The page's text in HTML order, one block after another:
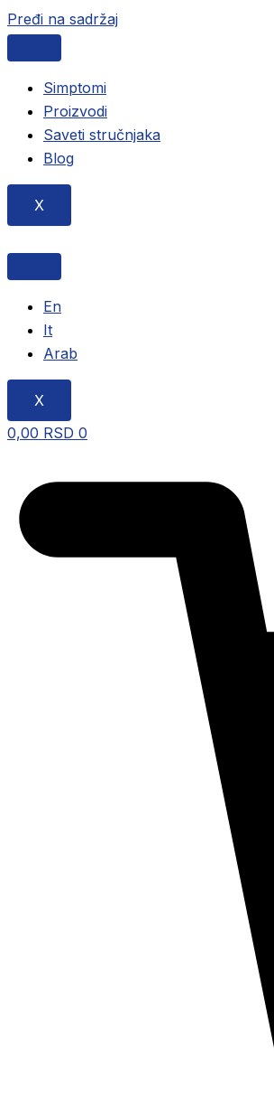
Pređi na sadržaj
Simptomi
Proizvodi
Saveti stručnjaka
Blog
X
En
It
Arab
X
0,00 RSD 0